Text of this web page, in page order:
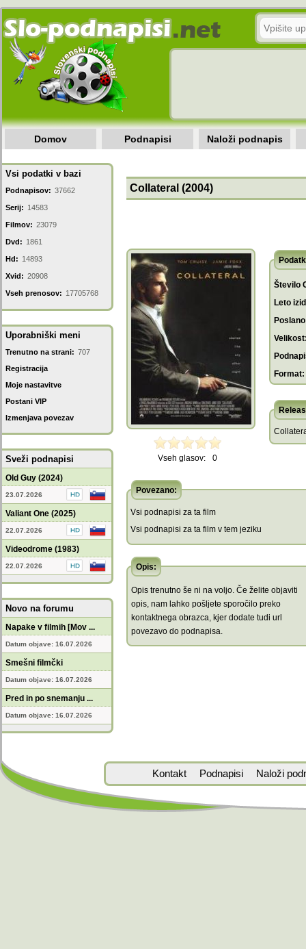
Domov Podnapisi Naloži podnapis
Vsi podatki v bazi
Podnapisov: 37662
Serij: 14583
Filmov: 23079
Dvd: 1861
Hd: 14893
Xvid: 20908
Vseh prenosov: 17705768
Uporabniški meni
Trenutno na strani: 707
Registracija
Moje nastavitve
Postani VIP
Izmenjava povezav
Sveži podnapisi
Old Guy (2024)
23.07.2026
Valiant One (2025)
22.07.2026
Videodrome (1983)
22.07.2026
Novo na forumu
Napake v filmih [Mov ...
Datum objave: 16.07.2026
Smešni filmčki
Datum objave: 16.07.2026
Pred in po snemanju ...
Datum objave: 16.07.2026
Collateral (2004)
Vseh glasov: 0
Število
Leto
Format:
Povezano:
Vsi podnapisi za ta film
Vsi podnapisi za ta film v tem jeziku
Opis:
Opis trenutno še ni na voljo. Če želite objaviti
opis, nam lahko pošljete sporočilo preko
kontaktnega obrazca, kjer dodate tudi url
povezavo do podnapisa.
Kontakt Podnapisi Naloži